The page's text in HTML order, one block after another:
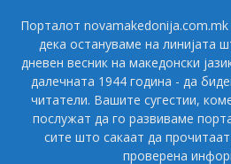
Порталот novamakedonija.com.mk
дека остануваме на линијата
дневен весник на македонски
далечната 1944 година - да
читатели. Вашите сугестии,
послужат да го развиваме
сите што сакаат да
проверена